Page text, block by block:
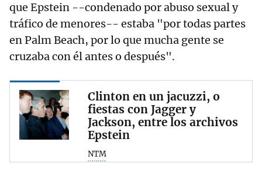
que Epstein --condenado por abuso sexual y
tráfico de menores-- estaba "por todas partes
en Palm Beach, por lo que mucha gente se
cruzaba con él antes o después".
Clinton en un jacuzzi, o
fiestas con Jagger y
Jackson, entre los archivos
Epstein
NTM